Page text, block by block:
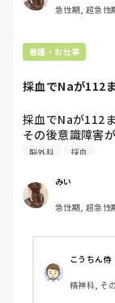
急性期, 超急性
看護・お仕事
採血でNaが112
採血でNaが112
その後意識障害
るのですか？？
脳外科 採血
みい
急性期, 超急性
こうちん侍
精神科, そ